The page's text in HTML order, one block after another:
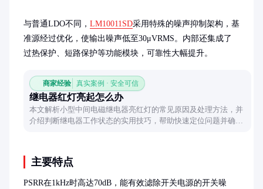
与普通LDO不同， LM10011SD采用特殊的噪声抑制架构，基
准源经过优化，使输出噪声低至30μVRMS。内部还集成了
过热保护、短路保护等功能模块，可靠性大幅提升。
商家经验 真实案例 · 安全可信
继电器红灯亮起怎么办
本文解析小型中间电磁继电器亮红灯的常见原因及处理方法，并
介绍判断继电器工作状态的实用技巧，帮助快速定位问题并确保
主要特点
PSRR在1kHz时高达70dB，能有效滤除开关电源的开关噪